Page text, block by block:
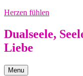
Skip
content
Herzen fühlen
Dualseele,
Liebe
Menu